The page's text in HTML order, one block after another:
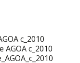
c_2010
c_2010